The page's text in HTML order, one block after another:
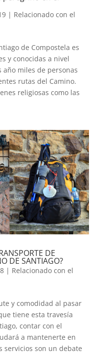
| Relacionado con el
de Compostela es
y conocidas a nivel
miles de personas
rutas del Camino.
religiosas como las
DE
DE SANTIAGO?
| Relacionado con el
y comodidad al pasar
tiene esta travesía
contar con el
a mantenerte en
servicios son un debate